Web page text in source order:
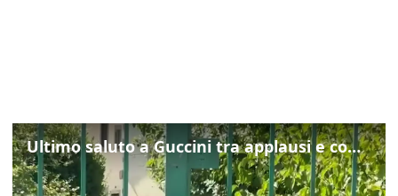
Ultimo saluto a Guccini tra applausi e commozione a Pavana